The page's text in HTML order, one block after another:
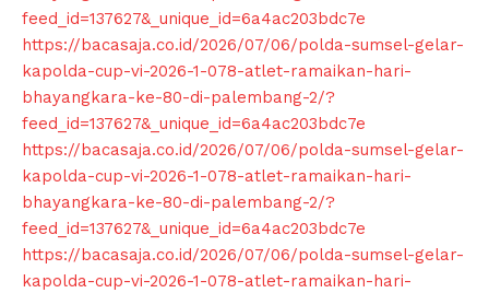
feed_id=137627&_unique_id=6a4ac203bdc7e
https://bacasaja.co.id/2026/07/06/polda-sumsel-gelar-
kapolda-cup-vi-2026-1-078-atlet-ramaikan-hari-
bhayangkara-ke-80-di-palembang-2/?
feed_id=137627&_unique_id=6a4ac203bdc7e
https://bacasaja.co.id/2026/07/06/polda-sumsel-gelar-
kapolda-cup-vi-2026-1-078-atlet-ramaikan-hari-
bhayangkara-ke-80-di-palembang-2/?
feed_id=137627&_unique_id=6a4ac203bdc7e
https://bacasaja.co.id/2026/07/06/polda-sumsel-gelar-
kapolda-cup-vi-2026-1-078-atlet-ramaikan-hari-